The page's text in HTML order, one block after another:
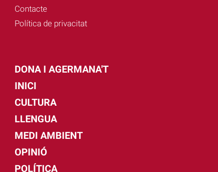
Contacte
Política de privacitat
DONA I AGERMANA'T
INICI
CULTURA
LLENGUA
MEDI AMBIENT
OPINIÓ
POLÍTICA